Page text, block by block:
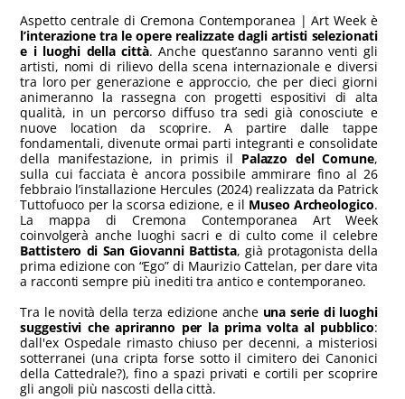
Aspetto centrale di Cremona Contemporanea | Art Week è
l’interazione tra le opere realizzate dagli artisti selezionati
e i luoghi della città. Anche quest’anno saranno venti gli
artisti, nomi di rilievo della scena internazionale e diversi
tra loro per generazione e approccio, che per dieci giorni
animeranno la rassegna con progetti espositivi di alta
qualità, in un percorso diffuso tra sedi già conosciute e
nuove location da scoprire. A partire dalle tappe
fondamentali, divenute ormai parti integranti e consolidate
della manifestazione, in primis il Palazzo del Comune,
sulla cui facciata è ancora possibile ammirare fino al 26
febbraio l’installazione Hercules (2024) realizzata da Patrick
Tuttofuoco per la scorsa edizione, e il Museo Archeologico.
La mappa di Cremona Contemporanea Art Week
coinvolgerà anche luoghi sacri e di culto come il celebre
Battistero di San Giovanni Battista, già protagonista della
prima edizione con “Ego” di Maurizio Cattelan, per dare vita
a racconti sempre più inediti tra antico e contemporaneo.
Tra le novità della terza edizione anche una serie di luoghi
suggestivi che apriranno per la prima volta al pubblico:
dall'ex Ospedale rimasto chiuso per decenni, a misteriosi
sotterranei (una cripta forse sotto il cimitero dei Canonici
della Cattedrale?), fino a spazi privati e cortili per scoprire
gli angoli più nascosti della città.